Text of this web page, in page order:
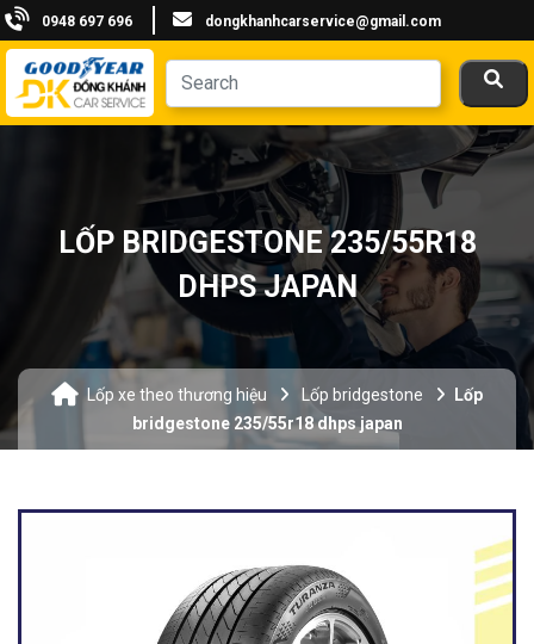
0948 697 696 dongkhanhcarservice@gmail.com
LỐP BRIDGESTONE 235/55R18
DHPS JAPAN
Lốp xe theo thương hiệu Lốp bridgestone
Lốp
bridgestone 235/55r18 dhps japan